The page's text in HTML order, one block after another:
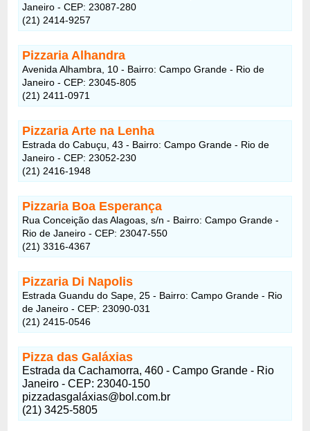
Janeiro - CEP: 23087-280
(21) 2414-9257
Pizzaria Alhandra
Avenida Alhambra, 10 - Bairro: Campo Grande - Rio de
Janeiro - CEP: 23045-805
(21) 2411-0971
Pizzaria Arte na Lenha
Estrada do Cabuçu, 43 - Bairro: Campo Grande - Rio de
Janeiro - CEP: 23052-230
(21) 2416-1948
Pizzaria Boa Esperança
Rua Conceição das Alagoas, s/n - Bairro: Campo Grande -
Rio de Janeiro - CEP: 23047-550
(21) 3316-4367
Pizzaria Di Napolis
Estrada Guandu do Sape, 25 - Bairro: Campo Grande - Rio
de Janeiro - CEP: 23090-031
(21) 2415-0546
Pizza das Galáxias
Estrada da Cachamorra, 460 - Campo Grande - Rio
Janeiro - CEP: 23040-150
pizzadasgaláxias@bol.com.br
(21) 3425-5805